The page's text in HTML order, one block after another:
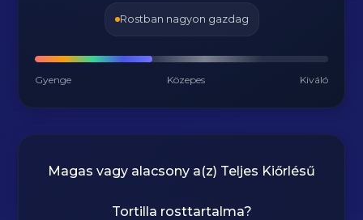
Rostban nagyon gazdag
Gyenge Közepes Kiváló
Magas vagy alacsony a(z) Teljes Kiőrlésű
Tortilla rosttartalma?